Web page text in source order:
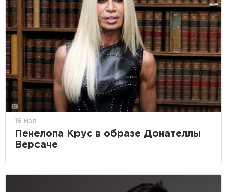
16 мая
Пенелопа Крус в образе Донателлы
Версаче